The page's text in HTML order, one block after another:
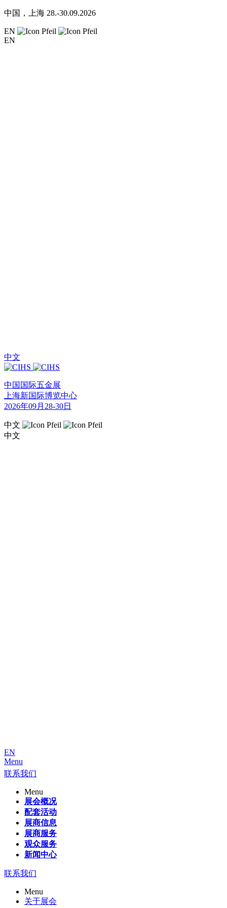
中国，上海 28.-30.09.2026
EN
EN
中文
中国国际五金展
上海新国际博览中心
2026年09月28-30日
中文
中文
EN
Menu
联系我们
Menu
展会概况
配套活动
展商信息
展商服务
观众服务
新闻中心
联系我们
Menu
关于展会